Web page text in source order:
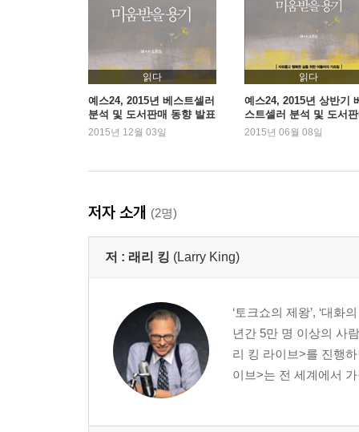
유행어를 뺄수록 대화가 신선하다
군더더기 말은 과감하게 없애라
말주변도 습관에 좌우된다
CHAPTER 3 낯선 사람도 두렵지 않은 대화법
대통령 앞에서도 주눅 들 필요 없다
가장 친근한 이야깃거리로 시작한다
‘선을 넘는 말’은 하지도 마라
CHAPTER 4 여럿이 있을 때 먹히는 대화법
편안할수록 더 배려한다
대화를 독점하지 마라
질문으로 유혹하라
공감만으로도 충분할 때가 있다
유명 인사도 보통 사람처럼 대한다
CHAPTER 5 막힌 일도 쉽게 풀리는 결정적 대화법
읽다
예스24, 2015년 베스트셀러
분석 및 도서판매 동향 발표
2015년 12월 03일
읽다
예스24, 2015년 상반기
스트셀러 분석 및 도서
동향 발표
2015년 06월 08일
저자 소개 (2명)
저 : 래리 킹 (Larry King)
‘토크쇼의 제왕’, ‘대
년간 5만 명 이상의 사
리 킹 라이브>를 진행
이브>는 전 세계에서